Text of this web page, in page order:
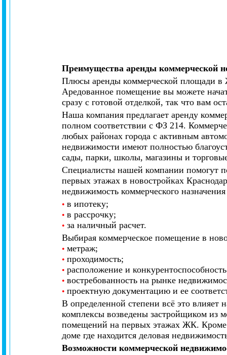
Преимущества аренды коммерческой
Плюсы аренды коммерческой площади в
Аредованное помещение вы можете
сразу с готовой отделкой, так что вам
Наша компания предлагает аренду
полном соответствии с ФЗ 214.
любых районах города с активным
недвижимости имеют полностью
сады, парки, школы, магазины и
Специалисты нашей компании помогут
первых этажах в новостройках
недвижимость коммерческого
• в ипотеку;
• в рассрочку;
• за наличный расчет.
Выбирая коммерческое помещение в
• метраж;
• проходимость;
• расположение и
• востребованность на рынке
• проектную документацию и ее
В определенной степени всё это
комплексы возведены застройщиком из
помещений на первых этажах ЖК.
доме где находится деловая
Возможности коммерческой